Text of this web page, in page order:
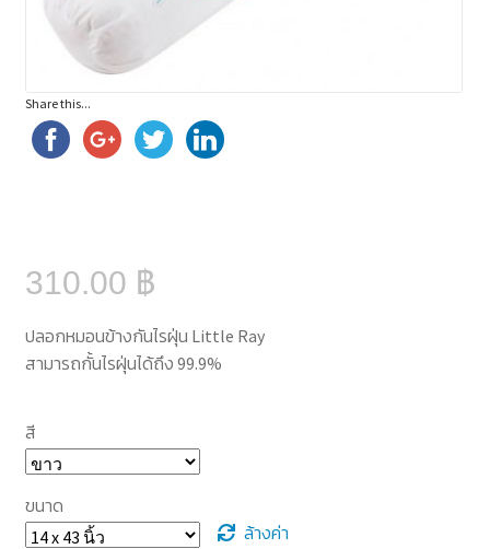
Share this...
310.00 ฿
ปลอกหมอนข้างกันไรฝุ่น Little Ray
สามารถกั้นไรฝุ่นได้ถึง 99.9%
สี
ขนาด
ล้างค่า